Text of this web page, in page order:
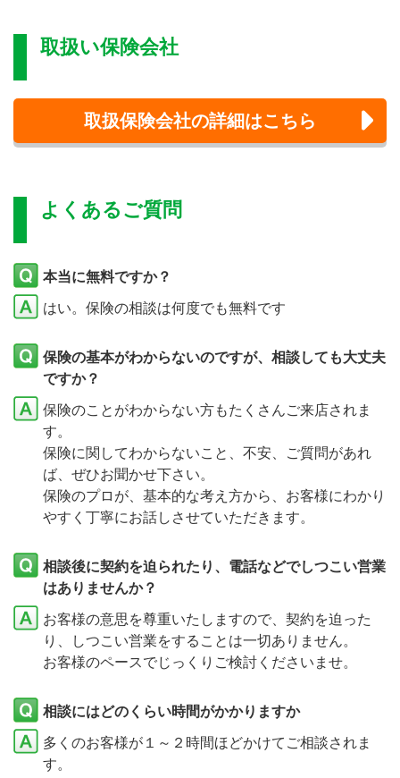
取扱い保険会社
取扱保険会社の詳細はこちら
よくあるご質問
本当に無料ですか？
はい。保険の相談は何度でも無料です
保険の基本がわからないのですが、相談しても大丈夫
ですか？
保険のことがわからない方もたくさんご来店されま
す。
保険に関してわからないこと、不安、ご質問があれ
ば、ぜひお聞かせ下さい。
保険のプロが、基本的な考え方から、お客様にわかり
やすく丁寧にお話しさせていただきます。
相談後に契約を迫られたり、電話などでしつこい営業
はありませんか？
お客様の意思を尊重いたしますので、契約を迫った
り、しつこい営業をすることは一切ありません。
お客様のペースでじっくりご検討くださいませ。
相談にはどのくらい時間がかかりますか
多くのお客様が１～２時間ほどかけてご相談されま
す。